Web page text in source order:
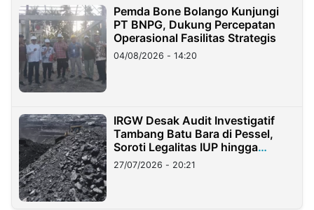
Pemda Bone Bolango Kunjungi
PT BNPG, Dukung Percepatan
Operasional Fasilitas Strategis
04/08/2026 - 14:20
IRGW Desak Audit Investigatif
Tambang Batu Bara di Pessel,
Soroti Legalitas IUP hingga
Stockpile
27/07/2026 - 20:21